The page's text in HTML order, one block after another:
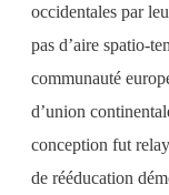
occidentales par
pas d’aire spatio-
communauté
d’union
conception fut
de rééducation